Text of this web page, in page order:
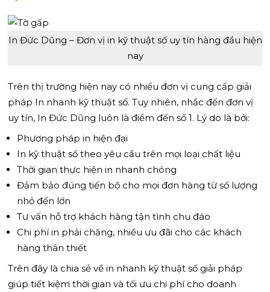
In Đức Dũng – Đơn vị in kỹ thuật số uy tín hàng đầu hiện
nay
Trên thị trường hiện nay có nhiều đơn vị cung cấp giải
pháp In nhanh kỹ thuật số. Tuy nhiên, nhắc đến đơn vị
uy tín, In Đức Dũng luôn là điểm đến số 1. Lý do là bởi:
Phương pháp in hiện đại
In kỹ thuật số theo yêu cầu trên mọi loại chất liệu
Thời gian thực hiện in nhanh chóng
Đảm bảo đúng tiến bộ cho mọi đơn hàng từ số lượng
nhỏ đến lớn
Tư vấn hỗ trợ khách hàng tận tình chu đáo
Chi phí in phải chăng, nhiều ưu đãi cho các khách
hàng thân thiết
Trên đây là chia sẻ về in nhanh kỹ thuật số giải pháp
giúp tiết kiệm thời gian và tối ưu chi phí cho doanh